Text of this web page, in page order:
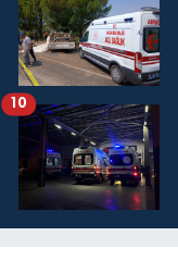
10